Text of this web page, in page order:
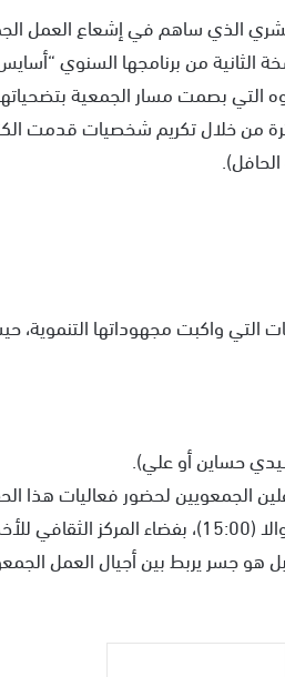
الذي ساهم في إشعاع العمل
الثانية من برنامجها السنوي
التي بصمت مسار الجمعية
من خلال تكريم شخصيات قدمت
التي واكبت مجهوداتها
حساين أو علي).
الجمعويين لحضور فعاليات هذا
هو جسر يربط بين أجيال العمل